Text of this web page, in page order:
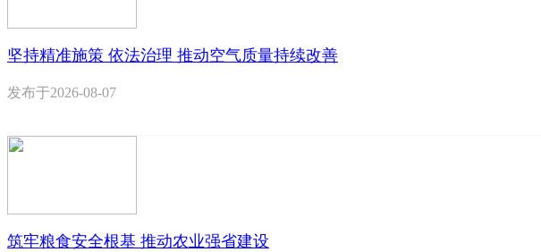
坚持精准施策 依法治理 推动空气质量持续改善
发布于2026-08-07
筑牢粮食安全根基 推动农业强省建设